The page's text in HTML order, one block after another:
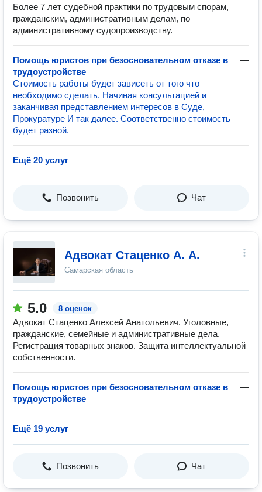
Более 7 лет судебной практики по трудовым спорам,
гражданским, административным делам, по
административному судопроизводству.
Помощь юристов при безосновательном отказе в
трудоустройстве
—
Стоимость работы будет зависеть от того что
необходимо сделать. Начиная консультацией и
заканчивая представлением интересов в Суде,
Прокуратуре И так далее. Соответственно стоимость
будет разной.
Ещё 20 услуг
Позвонить Чат
Адвокат Стаценко А. А.
Самарская область
5.0 8 оценок
Адвокат Стаценко Алексей Анатольевич. Уголовные,
гражданские, семейные и административные дела.
Регистрация товарных знаков. Защита интеллектуальной
собственности.
Помощь юристов при безосновательном отказе в
трудоустройстве
—
Ещё 19 услуг
Позвонить Чат